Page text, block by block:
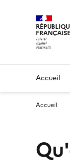
FRANÇAISE
Accueil
Accueil